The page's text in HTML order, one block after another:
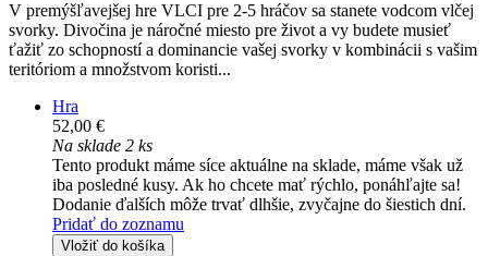
V premýšľavejšej hre VLCI pre 2-5 hráčov sa stanete vodcom vlčej
svorky. Divočina je náročné miesto pre život a vy budete musieť
ťažiť zo schopností a dominancie vašej svorky v kombinácii s vašim
teritóriom a množstvom koristi...
Hra
52,00 €
Na sklade 2 ks
Tento produkt máme síce aktuálne na sklade, máme však už
iba posledné kusy. Ak ho chcete mať rýchlo, ponáhľajte sa!
Dodanie ďalších môže trvať dlhšie, zvyčajne do šiestich dní.
Pridať do zoznamu
Vložiť do košíka